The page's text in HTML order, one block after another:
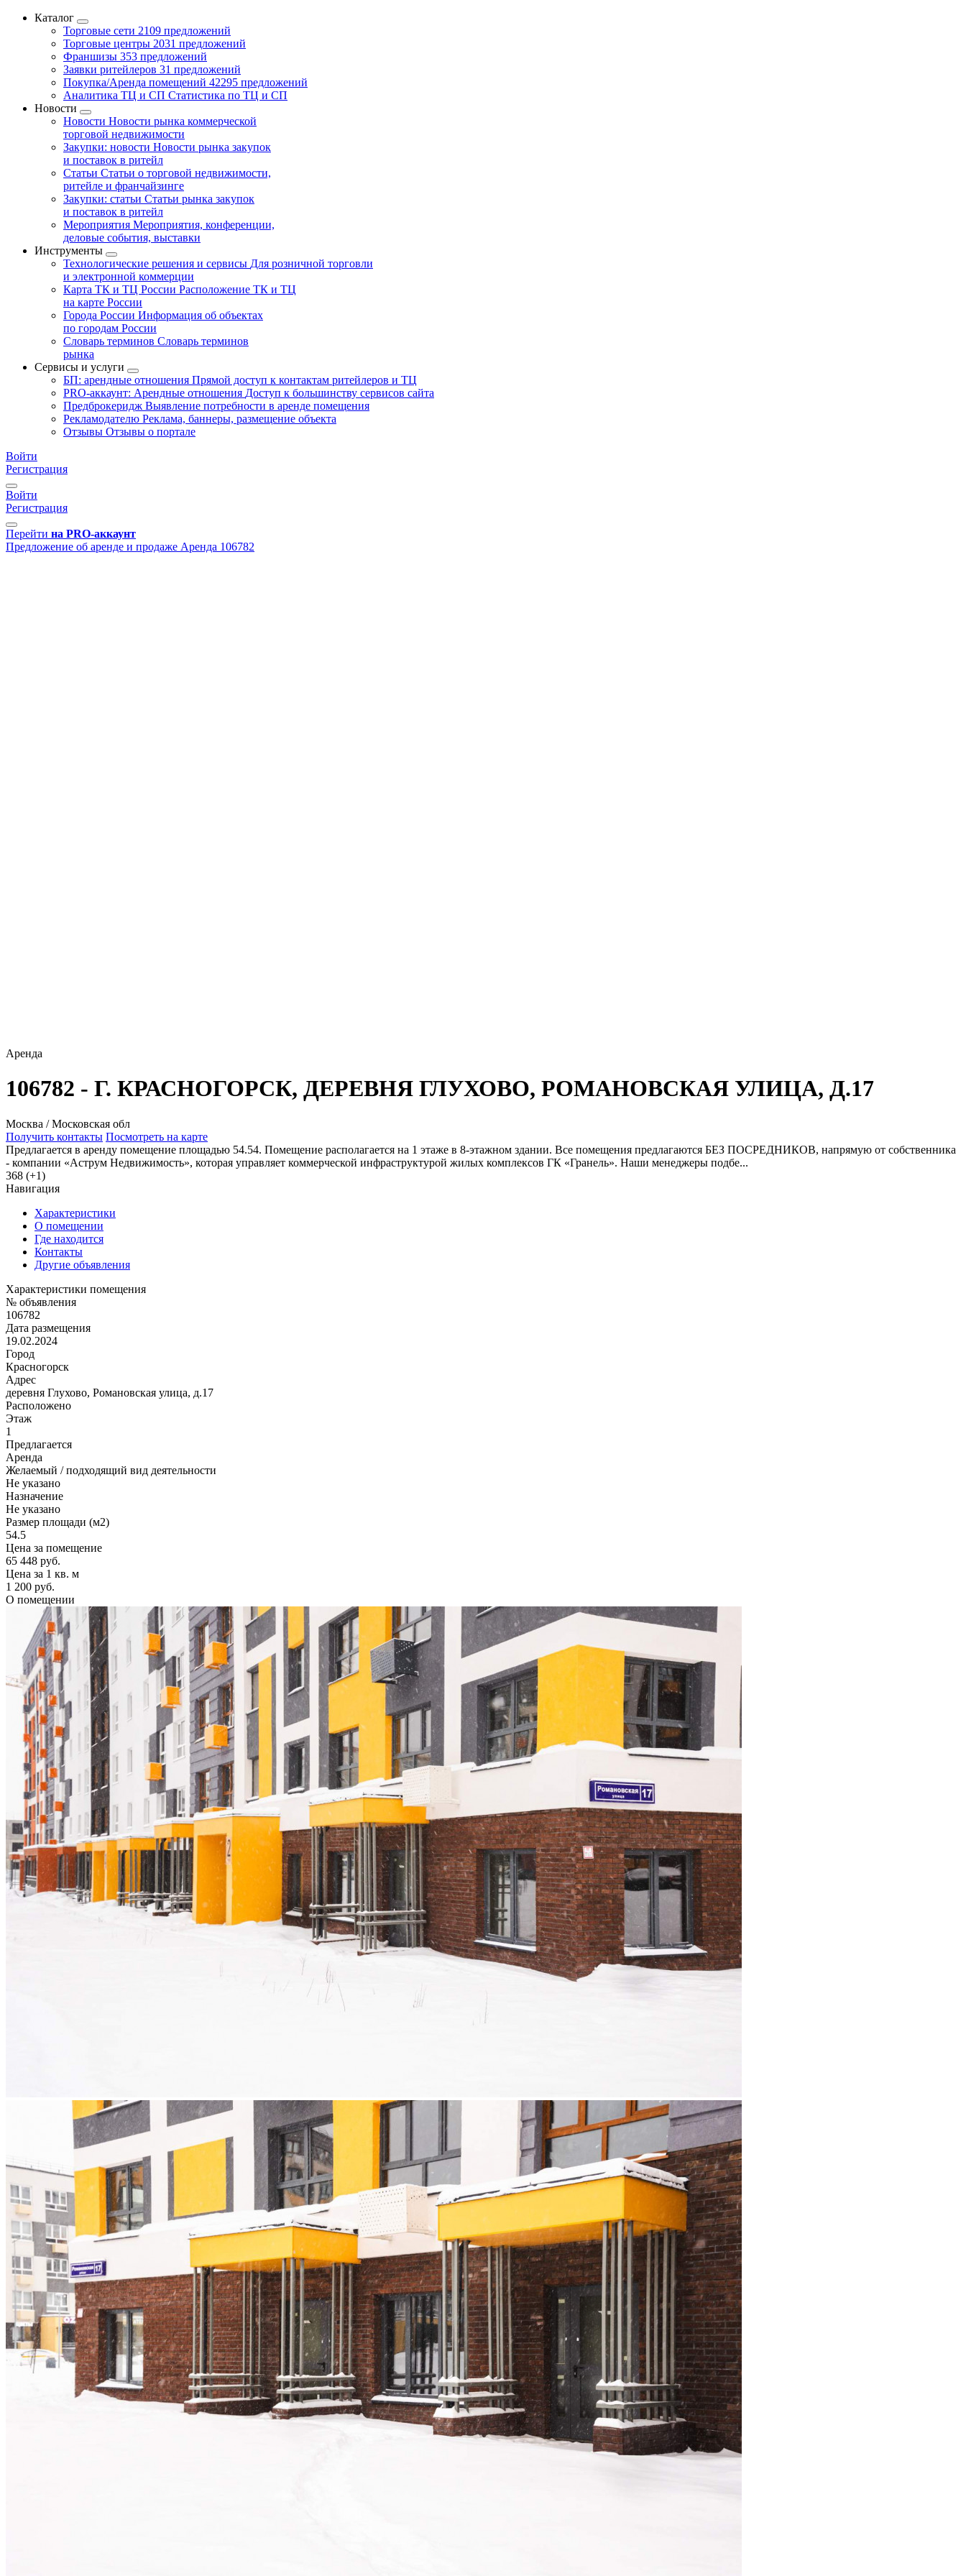
Каталог
Торговые сети 2109 предложений
Торговые центры 2031 предложений
Франшизы 353 предложений
Заявки ритейлеров 31 предложений
Покупка/Аренда помещений 42295 предложений
Аналитика ТЦ и СП Статистика по ТЦ и СП
Новости
Новости Новости рынка коммерческой
торговой недвижимости
Закупки: новости Новости рынка закупок
и поставок в ритейл
Статьи Статьи о торговой недвижимости,
ритейле и франчайзинге
Закупки: статьи Статьи рынка закупок
и поставок в ритейл
Мероприятия Мероприятия, конференции,
деловые события, выставки
Инструменты
Технологические решения и сервисы Для розничной торговли
и электронной коммерции
Карта ТК и ТЦ России Расположение ТК и ТЦ
на карте России
Города России Информация об объектах
по городам России
Словарь терминов Словарь терминов
рынка
Сервисы и услуги
БП: арендные отношения Прямой доступ к контактам ритейлеров и ТЦ
PRO-аккаунт: Арендные отношения Доступ к большинству сервисов сайта
Предброкеридж Выявление потребности в аренде помещения
Рекламодателю Реклама, баннеры, размещение объекта
Отзывы Отзывы о портале
Войти
Регистрация
Войти
Регистрация
Перейти на PRO-аккаунт
Предложение об аренде и продаже Аренда 106782
Аренда
106782 - Г. КРАСНОГОРСК, ДЕРЕВНЯ ГЛУХОВО, РОМАНОВСКАЯ УЛИЦА, Д.17
Москва / Московская обл
Получить контакты Посмотреть на карте
Предлагается в аренду помещение площадью 54.54. Помещение располагается на 1 этаже в 8-этажном здании. Все помещения предлагаются БЕЗ ПОСРЕДНИКОВ, напрямую от собственника
- компании «Аструм Недвижимость», которая управляет коммерческой инфраструктурой жилых комплексов ГК «Гранель». Наши менеджеры подбе...
368 (+1)
Навигация
Характеристики
О помещении
Где находится
Контакты
Другие объявления
Характеристики помещения
№ объявления
106782
Дата размещения
19.02.2024
Город
Красногорск
Адрес
деревня Глухово, Романовская улица, д.17
Расположено
Этаж
1
Предлагается
Аренда
Желаемый / подходящий вид деятельности
Не указано
Назначение
Не указано
Размер площади (м2)
54.5
Цена за помещение
65 448 руб.
Цена за 1 кв. м
1 200 руб.
О помещении